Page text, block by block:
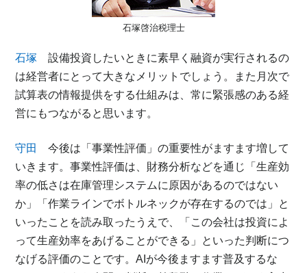
石塚啓治税理士
石塚 設備投資したいときに素早く融資が実行されるの
は経営者にとって大きなメリットでしょう。また月次で
試算表の情報提供をする仕組みは、常に緊張感のある経
営にもつながると思います。
守田
今後は「事業性評価」の重要性がますます増して
いきます。事業性評価は、財務分析などを通じ「生産効
率の低さは在庫管理システムに原因があるのではない
か」「作業ラインでボトルネックが存在するのでは」と
いったことを読み取ったうえで、「この会社は投資によ
って生産効率をあげることができる」といった判断につ
なげる評価のことです。AIが今後ますます普及するな